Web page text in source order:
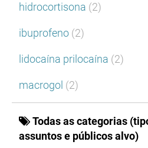
hidrocortisona (2)
ibuprofeno (2)
lidocaína prilocaína (2)
macrogol (2)
Todas as categorias
assuntos e públicos alvo)